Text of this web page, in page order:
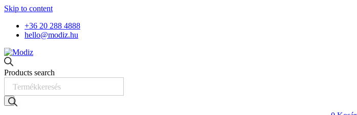
Skip to content
+36 20 288 4888
hello@modiz.hu
Products search